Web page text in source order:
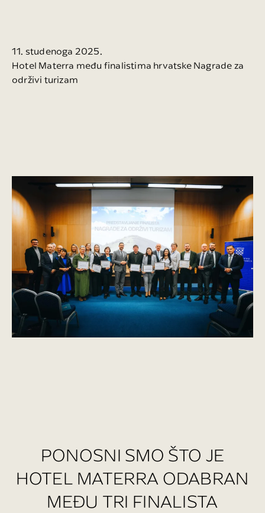
11. studenoga 2025.
Hotel Materra među finalistima hrvatske Nagrade za
održivi turizam
PONOSNI SMO ŠTO JE
HOTEL MATERRA ODABRAN
MEĐU TRI FINALISTA